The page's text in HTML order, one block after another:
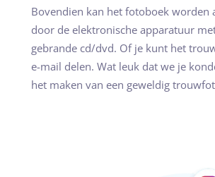
Bovendien kan het fotoboek worden
door de elektronische apparatuur
gebrande cd/dvd. Of je kunt het
e-mail delen. Wat leuk dat we je
het maken van een geweldig